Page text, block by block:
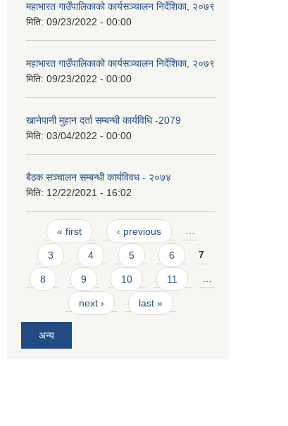
महाभारत गाउँपालिकाको कार्यसञ्‍चालन निर्देशिका, २०७९
मिति: 09/23/2022 - 00:00
महाभारत गाउँपालिकाको कार्यसञ्‍चालन निर्देशिका, २०७९
मिति: 09/23/2022 - 00:00
खानेपानी मुहान दर्ता सम्बन्धी कार्यविधि -2079
मिति: 03/04/2022 - 00:00
बैठक सञ्चालन सम्बन्धी कार्यविवध - २०७४
मिति: 12/22/2021 - 16:02
Pages
« first ‹ previous …
3 4 5 6 7
8 9 10 11 …
next › last »
अन्य